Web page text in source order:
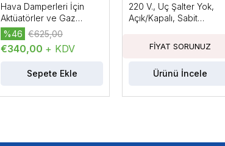
Hava Damperleri İçin
Aktüatörler ve Gaz
Damperleri, Elektromotor
Aktüatörler, AC/DC 24
V.Tutma Torku:3Nm,
€340,00 + KDV
%46 €625,00
Sepete Ekle
220 V., Uç Şalter Yok,
Açık/Kapalı, Sabit
Kadar Basınç Regülatörlü
Ürünü İncele